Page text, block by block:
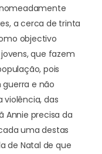
a cerca de trinta
objectivo
que fazem
pois
e não
das
Annie precisa da
uma destas
de Natal de que